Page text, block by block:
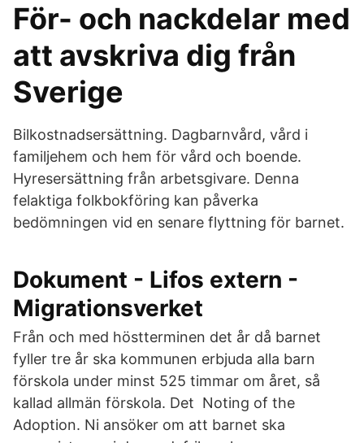
För- och nackdelar med
att avskriva dig från
Sverige
Bilkostnadsersättning. Dagbarnvård, vård i
familjehem och hem för vård och boende.
Hyresersättning från arbetsgivare. Denna
felaktiga folkbokföring kan påverka
bedömningen vid en senare flyttning för barnet.
Dokument - Lifos extern -
Migrationsverket
Från och med höstterminen det år då barnet
fyller tre år ska kommunen erbjuda alla barn
förskola under minst 525 timmar om året, så
kallad allmän förskola. Det Noting of the
Adoption. Ni ansöker om att barnet ska